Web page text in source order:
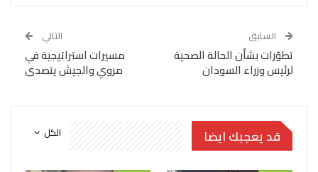
السابق
تطوّرات بشأن الحالة الصحية
لرئيس وزراء السودان
التالي
مسيرات استراتيجية في
مروي والجيش يتصدى
الكل قد يعجبك ايضا